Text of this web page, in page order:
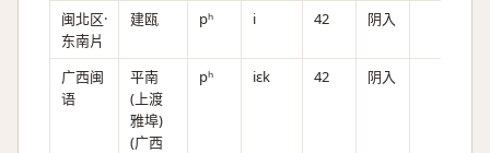
闽北区·
东南片
建瓯 pʰ i 42 阴入
广西闽
语
平南
(上渡
雅埠)
(广西
pʰ iɛk 42 阴入